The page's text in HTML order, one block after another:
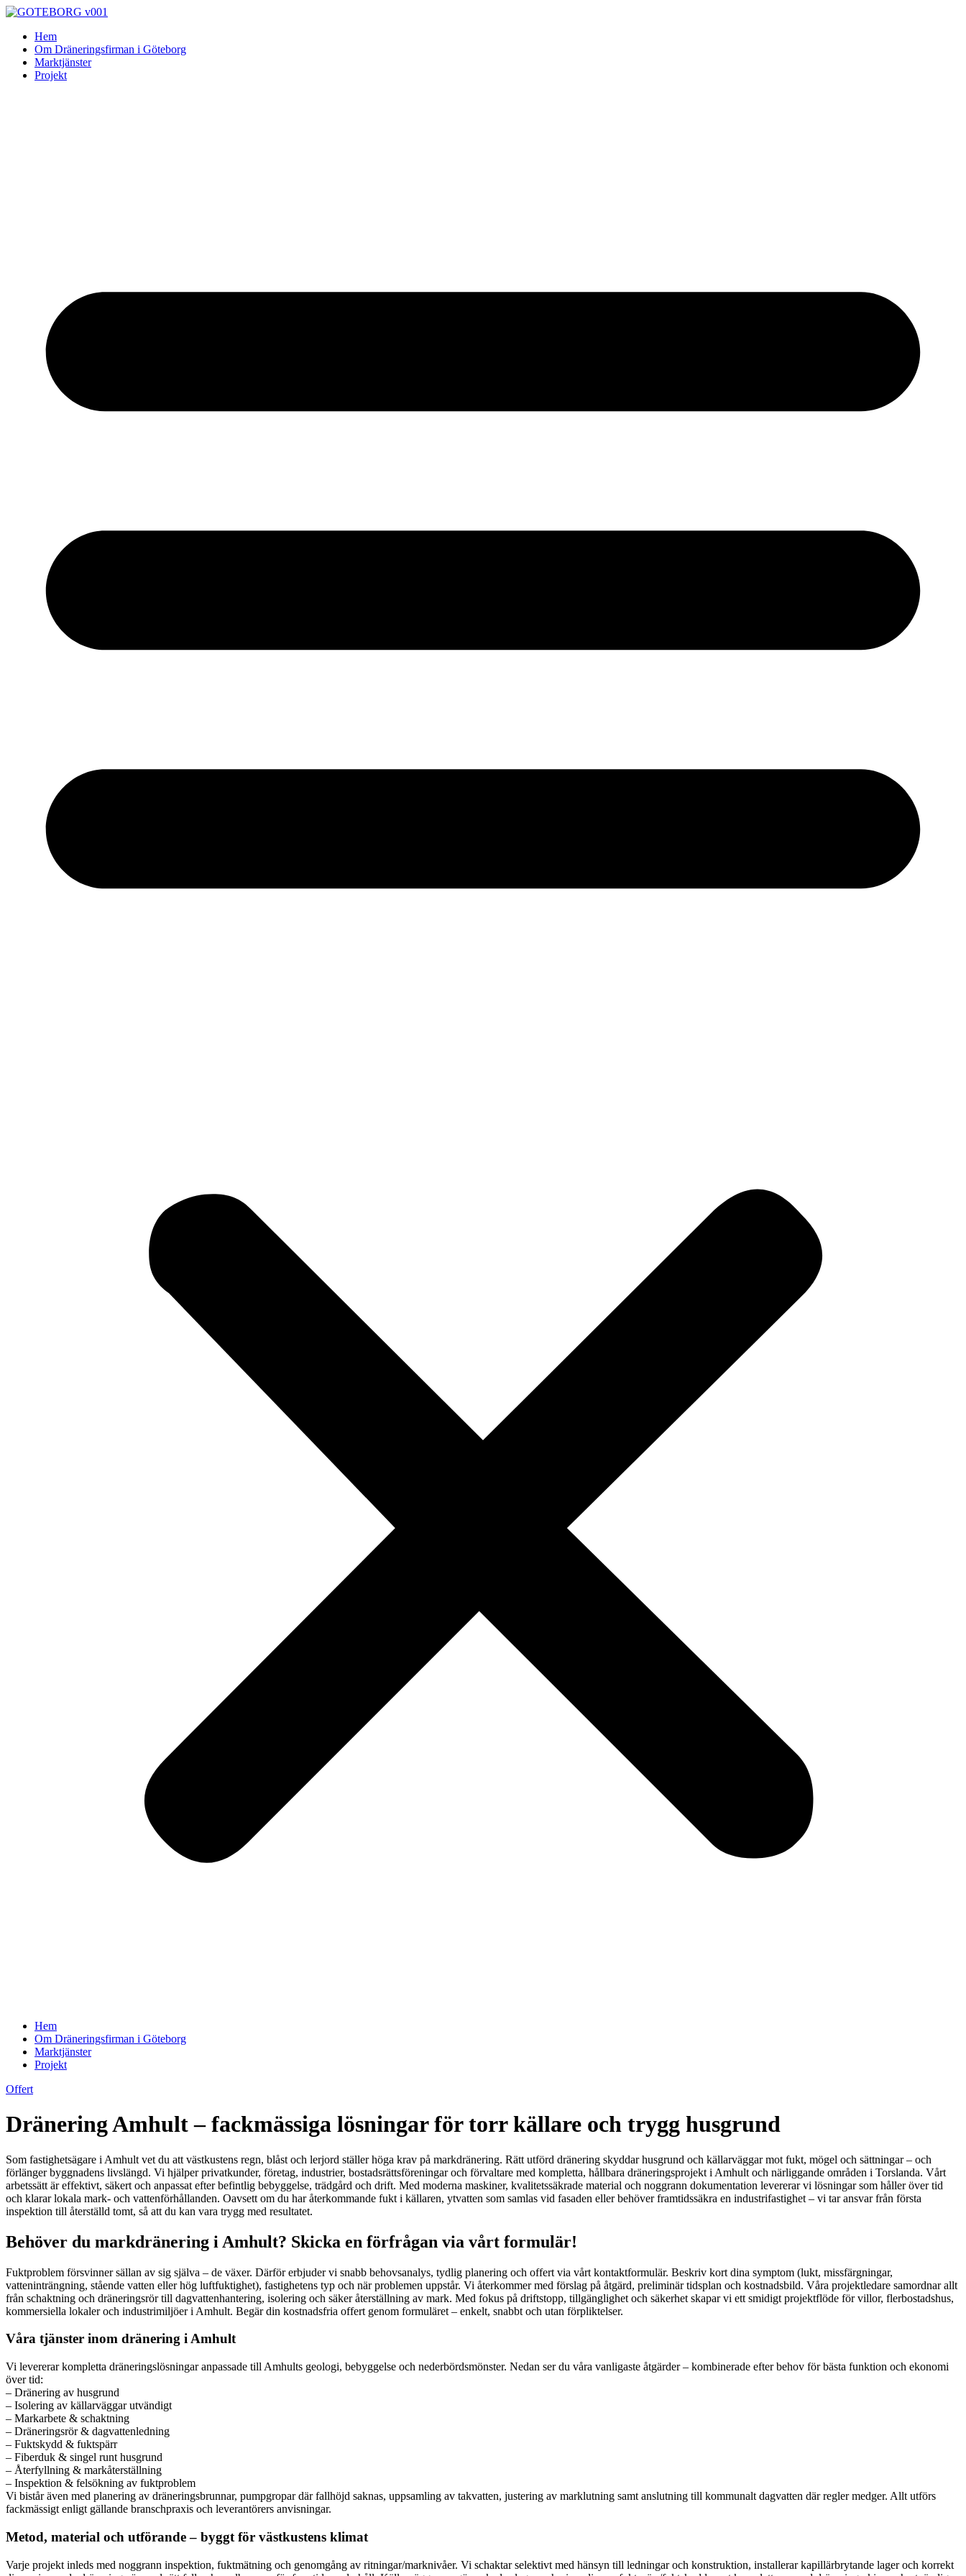
Skip
contentHem
Om Dräneringsfirman i Göteborg
Marktjänster
Projekt
Hem
Om Dräneringsfirman i Göteborg
Marktjänster
Projekt
Offert
Dränering Amhult – fackmässiga lösningar för torr källare och trygg husgrund
Som fastighetsägare i Amhult vet du att västkustens regn, blåst och lerjord ställer höga krav på markdränering. Rätt utförd dränering skyddar husgrund och källarväggar mot fukt, mögel och sättningar – och
förlänger byggnadens livslängd. Vi hjälper privatkunder, företag, industrier, bostadsrättsföreningar och förvaltare med kompletta, hållbara dräneringsprojekt i Amhult och närliggande områden i Torslanda. Vårt
arbetssätt är effektivt, säkert och anpassat efter befintlig bebyggelse, trädgård och drift. Med moderna maskiner, kvalitetssäkrade material och noggrann dokumentation levererar vi lösningar som håller över tid
och klarar lokala mark- och vattenförhållanden. Oavsett om du har återkommande fukt i källaren, ytvatten som samlas vid fasaden eller behöver framtidssäkra en industrifastighet – vi tar ansvar från första
inspektion till återställd tomt, så att du kan vara trygg med resultatet.
Behöver du markdränering i Amhult? Skicka en förfrågan via vårt formulär!
Fuktproblem försvinner sällan av sig själva – de växer. Därför erbjuder vi snabb behovsanalys, tydlig planering och offert via vårt kontaktformulär. Beskriv kort dina symptom (lukt, missfärgningar,
vatteninträngning, stående vatten eller hög luftfuktighet), fastighetens typ och när problemen uppstår. Vi återkommer med förslag på åtgärd, preliminär tidsplan och kostnadsbild. Våra projektledare samordnar allt
från schaktning och dräneringsrör till dagvattenhantering, isolering och säker återställning av mark. Med fokus på driftstopp, tillgänglighet och säkerhet skapar vi ett smidigt projektflöde för villor, flerbostadshus,
kommersiella lokaler och industrimiljöer i Amhult. Begär din kostnadsfria offert genom formuläret – enkelt, snabbt och utan förpliktelser.
Våra tjänster inom dränering i Amhult
Vi levererar kompletta dräneringslösningar anpassade till Amhults geologi, bebyggelse och nederbördsmönster. Nedan ser du våra vanligaste åtgärder – kombinerade efter behov för bästa funktion och ekonomi
över tid:
– Dränering av husgrund
– Isolering av källarväggar utvändigt
– Markarbete & schaktning
– Dräneringsrör & dagvattenledning
– Fuktskydd & fuktspärr
– Fiberduk & singel runt husgrund
– Återfyllning & markåterställning
– Inspektion & felsökning av fuktproblem
Vi bistår även med planering av dräneringsbrunnar, pumpgropar där fallhöjd saknas, uppsamling av takvatten, justering av marklutning samt anslutning till kommunalt dagvatten där regler medger. Allt utförs
fackmässigt enligt gällande branschpraxis och leverantörers anvisningar.
Metod, material och utförande – byggt för västkustens klimat
Varje projekt inleds med noggrann inspektion, fuktmätning och genomgång av ritningar/marknivåer. Vi schaktar selektivt med hänsyn till ledningar och konstruktion, installerar kapillärbrytande lager och korrekt